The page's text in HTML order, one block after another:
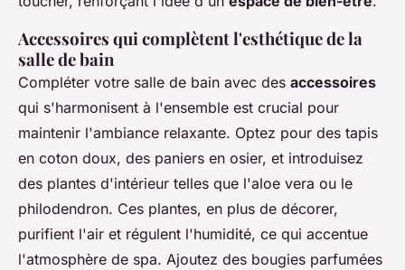
Accessoires qui complètent l'esthétique de la
salle de bain
Compléter votre salle de bain avec des accessoires
qui s'harmonisent à l'ensemble est crucial pour
maintenir l'ambiance relaxante. Optez pour des tapis
en coton doux, des paniers en osier, et introduisez
des plantes d'intérieur telles que l'aloe vera ou le
philodendron. Ces plantes, en plus de décorer,
purifient l'air et régulent l'humidité, ce qui accentue
l'atmosphère de spa. Ajoutez des bougies parfumées